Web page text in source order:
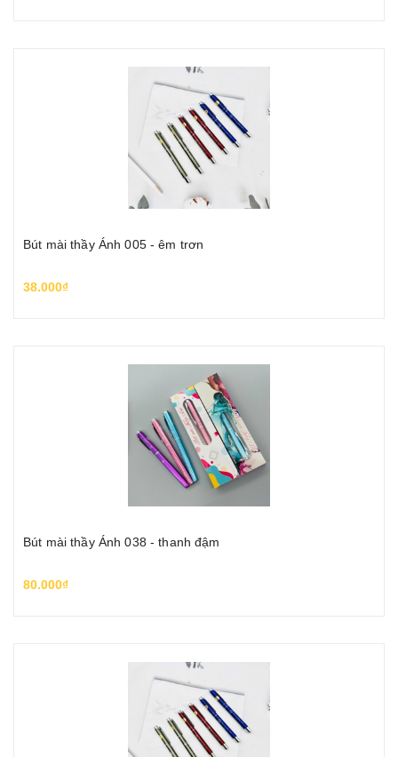
Bút mài thầy Ánh 005 - êm trơn
38.000₫
Bút mài thầy Ánh 038 - thanh đậm
80.000₫